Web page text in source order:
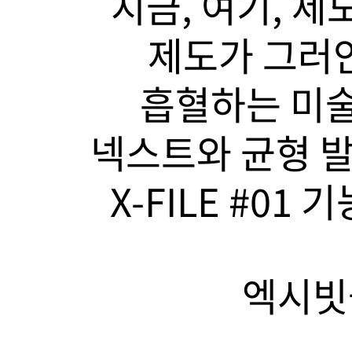
제도가 그러
흡혈하는 미
넥스트와 균형
X-FILE #01 기
엑시